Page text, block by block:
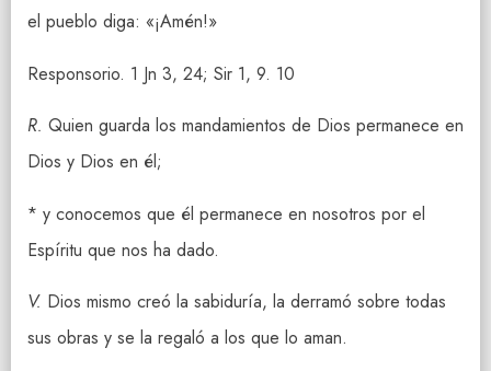
el pueblo diga: «¡Amén!»
Responsorio. 1 Jn 3, 24; Sir 1, 9. 10
R. Quien guarda los mandamientos de Dios permanece en
Dios y Dios en él;
* y conocemos que él permanece en nosotros por el
Espíritu que nos ha dado.
V. Dios mismo creó la sabiduría, la derramó sobre todas
sus obras y se la regaló a los que lo aman.